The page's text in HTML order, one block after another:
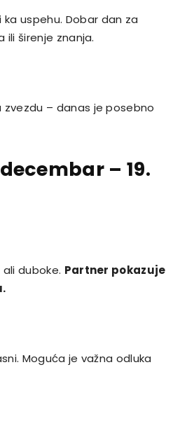
uspehu. Dobar dan za
ili širenje znanja.
– danas je posebno
– 19.
duboke. Partner pokazuje
Moguća je važna odluka